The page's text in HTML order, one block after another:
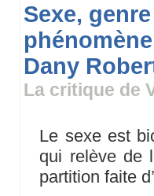
Sexe,
Dany
La critique de
Le sexe est
qui relève de
partition faite